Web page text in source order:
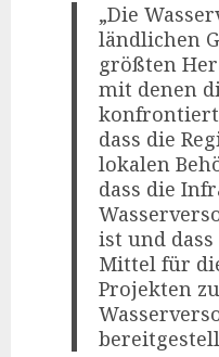
„Die
ländlichen
größten
mit denen
konfrontiert
dass die
lokalen
dass die
ist und
Mittel für
Projekten